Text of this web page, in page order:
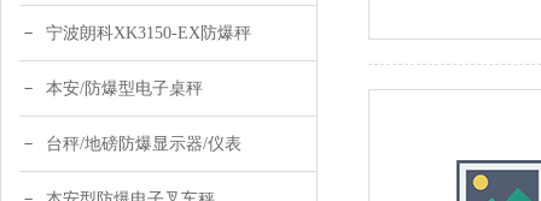
宁波朗科XK3150-EX防爆秤
本安/防爆型电子桌秤
台秤/地磅防爆显示器/仪表